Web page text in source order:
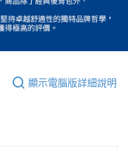
顯示電腦版詳細說明